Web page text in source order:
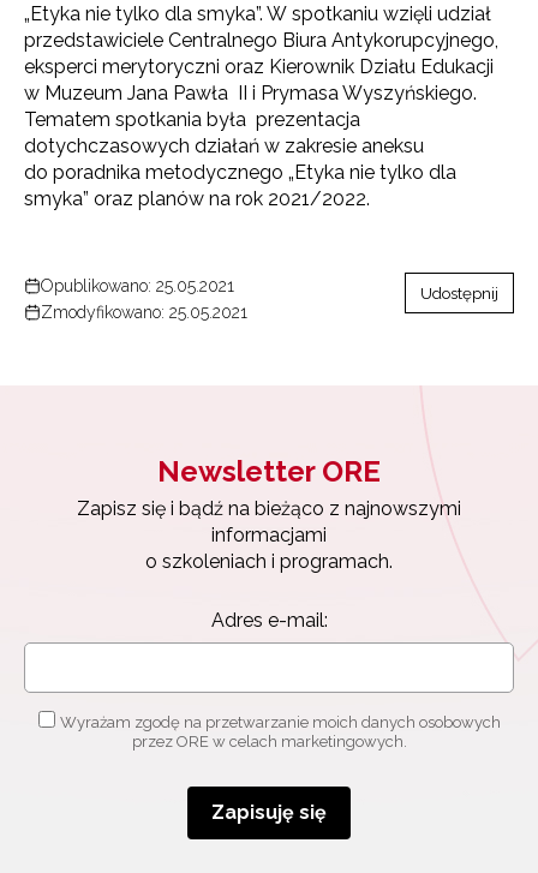
„Etyka nie tylko dla smyka”. W spotkaniu wzięli udział
przedstawiciele Centralnego Biura Antykorupcyjnego,
eksperci merytoryczni oraz Kierownik Działu Edukacji
w Muzeum Jana Pawła II i Prymasa Wyszyńskiego.
Tematem spotkania była prezentacja
dotychczasowych działań w zakresie aneksu
do poradnika metodycznego „Etyka nie tylko dla
smyka” oraz planów na rok 2021/2022.
Opublikowano: 25.05.2021
Zmodyfikowano: 25.05.2021
Udostępnij
Newsletter ORE
Zapisz się i bądź na bieżąco z najnowszymi
informacjami
o szkoleniach i programach.
Adres e-mail:
Wyrażam zgodę na przetwarzanie moich danych osobowych
przez ORE w celach marketingowych.
Zapisuję się